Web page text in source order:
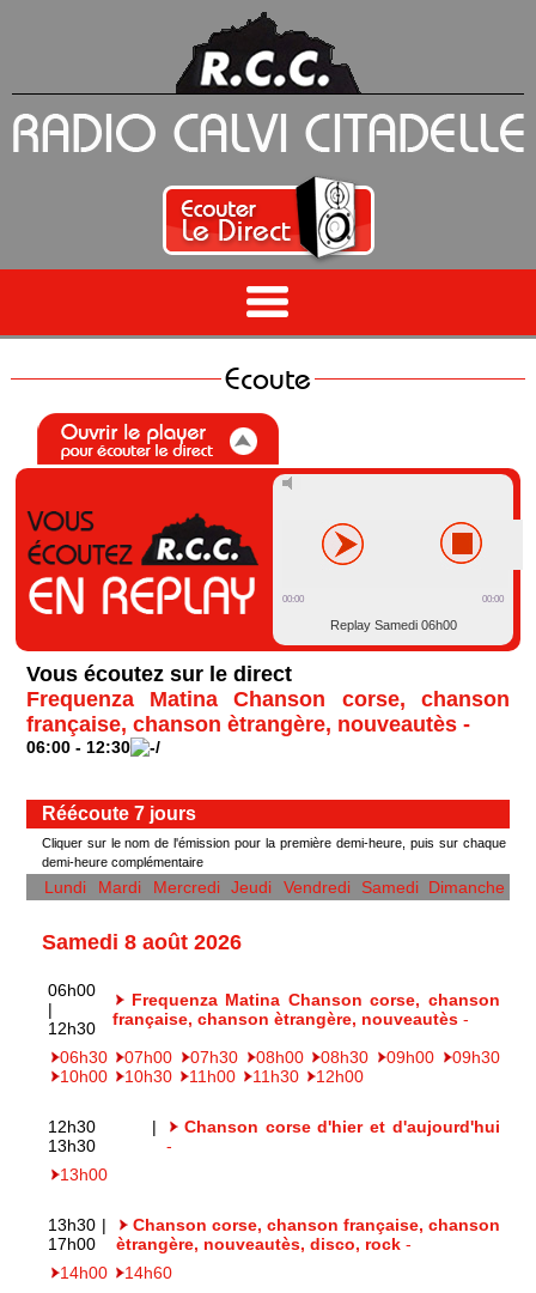
Ecoute
00:00 00:00
Replay Samedi 06h00
Vous écoutez sur le direct
Frequenza Matina Chanson corse, chanson
française, chanson ètrangère, nouveautès -
06:00 - 12:30
Réécoute 7 jours
Cliquer sur le nom de l'émission pour la première demi-heure, puis sur chaque
demi-heure complémentaire
Lundi Mardi Mercredi Jeudi Vendredi Samedi Dimanche
Samedi 8 août 2026
06h00
|
12h30
Frequenza Matina Chanson corse, chanson
française, chanson ètrangère, nouveautès -
06h30
07h00 07h30 08h00 08h30 09h00
09h30
10h00
10h30 11h00 11h30 12h00
12h30 |
13h30
Chanson corse d'hier et d'aujourd'hui
-
13h00
13h30 |
17h00
Chanson corse, chanson française, chanson
ètrangère, nouveautès, disco, rock -
14h00
14h60